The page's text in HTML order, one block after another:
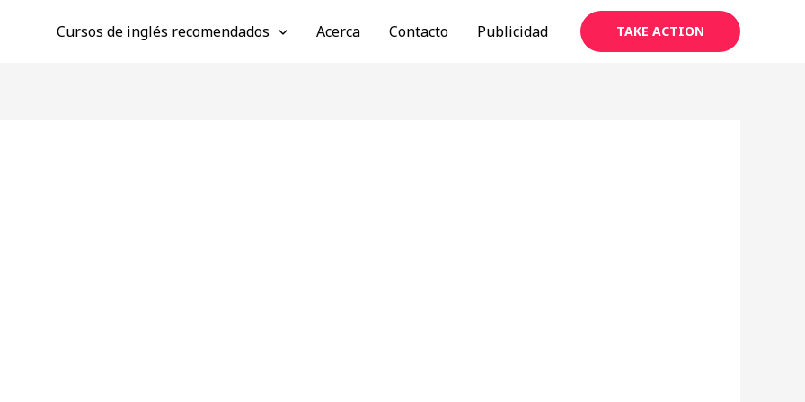
Cursos de inglés recomendados Acerca Contacto Publicidad TAKE ACTION